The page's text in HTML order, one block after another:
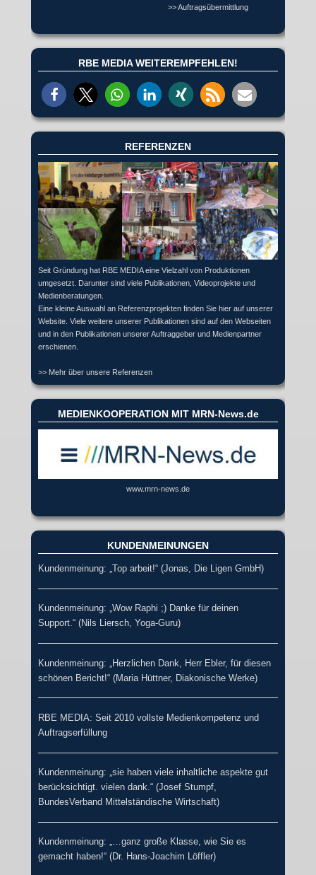
>> Auftragsübermittlung
RBE MEDIA WEITEREMPFEHLEN!
REFERENZEN
Seit Gründung hat RBE MEDIA eine Vielzahl von Produktionen
umgesetzt. Darunter sind viele Publikationen, Videoprojekte und
Medienberatungen.
Eine kleine Auswahl an Referenzprojekten finden Sie hier auf unserer
Website. Viele weitere unserer Publikationen sind auf den Webseiten
und in den Publikationen unserer Auftraggeber und Medienpartner
erschienen.
>> Mehr über unsere Referenzen
MEDIENKOOPERATION MIT MRN-News.de
www.mrn-news.de
KUNDENMEINUNGEN
Kundenmeinung: „Top arbeit!“ (Jonas, Die Ligen GmbH)
Kundenmeinung: „Wow Raphi ;) Danke für deinen
Support.“ (Nils Liersch, Yoga-Guru)
Kundenmeinung: „Herzlichen Dank, Herr Ebler, für diesen
schönen Bericht!“ (Maria Hüttner, Diakonische Werke)
RBE MEDIA: Seit 2010 vollste Medienkompetenz und
Auftragserfüllung
Kundenmeinung: „sie haben viele inhaltliche aspekte gut
berücksichtigt. vielen dank.“ (Josef Stumpf,
BundesVerband Mittelständische Wirtschaft)
Kundenmeinung: „…ganz große Klasse, wie Sie es
gemacht haben!“ (Dr. Hans-Joachim Löffler)